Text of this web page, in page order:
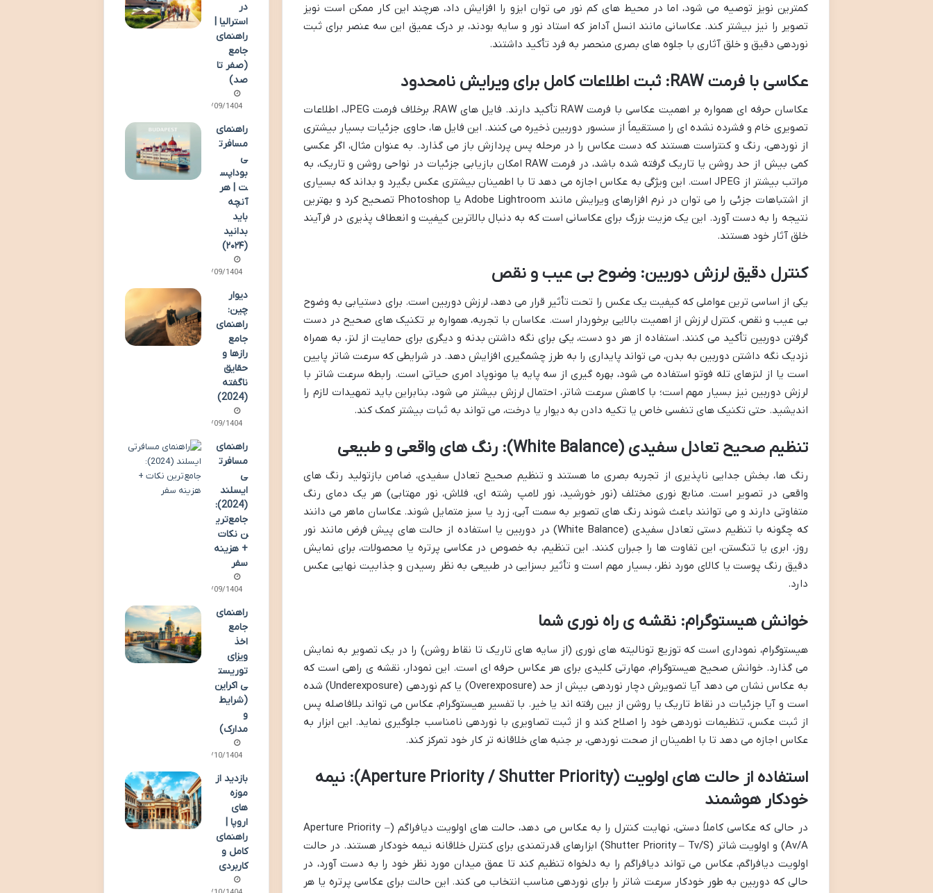
کمترین نویز توصیه می شود، اما در محیط های کم نور می توان ایزو را افزایش داد، هرچند این کار ممکن است نویز
تصویر را نیز بیشتر کند. عکاسانی مانند انسل آدامز که استاد نور و سایه بودند، بر درک عمیق این سه عنصر برای ثبت
نوردهی دقیق و خلق آثاری با جلوه های بصری منحصر به فرد تأکید داشتند.
عکاسی با فرمت RAW: ثبت اطلاعات کامل برای ویرایش نامحدود
عکاسان حرفه ای همواره بر اهمیت عکاسی با فرمت RAW تأکید دارند. فایل های RAW، برخلاف فرمت JPEG، اطلاعات
تصویری خام و فشرده نشده ای را مستقیماً از سنسور دوربین ذخیره می کنند. این فایل ها، حاوی جزئیات بسیار بیشتری
از نوردهی، رنگ و کنتراست هستند که دست عکاس را در مرحله پس پردازش باز می گذارد. به عنوان مثال، اگر عکسی
کمی بیش از حد روشن یا تاریک گرفته شده باشد، در فرمت RAW امکان بازیابی جزئیات در نواحی روشن و تاریک، به
مراتب بیشتر از JPEG است. این ویژگی به عکاس اجازه می دهد تا با اطمینان بیشتری عکس بگیرد و بداند که بسیاری
از اشتباهات جزئی را می توان در نرم افزارهای ویرایش مانند Adobe Lightroom یا Photoshop تصحیح کرد و بهترین
نتیجه را به دست آورد. این یک مزیت بزرگ برای عکاسانی است که به دنبال بالاترین کیفیت و انعطاف پذیری در فرآیند
خلق آثار خود هستند.
کنترل دقیق لرزش دوربین: وضوح بی عیب و نقص
یکی از اساسی ترین عواملی که کیفیت یک عکس را تحت تأثیر قرار می دهد، لرزش دوربین است. برای دستیابی به وضوح
بی عیب و نقص، کنترل لرزش از اهمیت بالایی برخوردار است. عکاسان با تجربه، همواره بر تکنیک های صحیح در دست
گرفتن دوربین تأکید می کنند. استفاده از هر دو دست، یکی برای نگه داشتن بدنه و دیگری برای حمایت از لنز، به همراه
نزدیک نگه داشتن دوربین به بدن، می تواند پایداری را به طرز چشمگیری افزایش دهد. در شرایطی که سرعت شاتر پایین
است یا از لنزهای تله فوتو استفاده می شود، بهره گیری از سه پایه یا مونوپاد امری حیاتی است. رابطه سرعت شاتر با
لرزش دوربین نیز بسیار مهم است؛ با کاهش سرعت شاتر، احتمال لرزش بیشتر می شود، بنابراین باید تمهیدات لازم را
اندیشید. حتی تکنیک های تنفسی خاص یا تکیه دادن به دیوار یا درخت، می تواند به ثبات بیشتر کمک کند.
تنظیم صحیح تعادل سفیدی (White Balance): رنگ های واقعی و طبیعی
رنگ ها، بخش جدایی ناپذیری از تجربه بصری ما هستند و تنظیم صحیح تعادل سفیدی، ضامن بازتولید رنگ های
واقعی در تصویر است. منابع نوری مختلف (نور خورشید، نور لامپ رشته ای، فلاش، نور مهتابی) هر یک دمای رنگ
متفاوتی دارند و می توانند باعث شوند رنگ های تصویر به سمت آبی، زرد یا سبز متمایل شوند. عکاسان ماهر می دانند
که چگونه با تنظیم دستی تعادل سفیدی (White Balance) در دوربین یا استفاده از حالت های پیش فرض مانند نور
روز، ابری یا تنگستن، این تفاوت ها را جبران کنند. این تنظیم، به خصوص در عکاسی پرتره یا محصولات، برای نمایش
دقیق رنگ پوست یا کالای مورد نظر، بسیار مهم است و تأثیر بسزایی در طبیعی به نظر رسیدن و جذابیت نهایی عکس
دارد.
خوانش هیستوگرام: نقشه ی راه نوری شما
هیستوگرام، نموداری است که توزیع تونالیته های نوری (از سایه های تاریک تا نقاط روشن) را در یک تصویر به نمایش
می گذارد. خوانش صحیح هیستوگرام، مهارتی کلیدی برای هر عکاس حرفه ای است. این نمودار، نقشه ی راهی است که
به عکاس نشان می دهد آیا تصویرش دچار نوردهی بیش از حد (Overexposure) یا کم نوردهی (Underexposure) شده
است و آیا جزئیات در نقاط تاریک یا روشن از بین رفته اند یا خیر. با تفسیر هیستوگرام، عکاس می تواند بلافاصله پس
از ثبت عکس، تنظیمات نوردهی خود را اصلاح کند و از ثبت تصاویری با نوردهی نامناسب جلوگیری نماید. این ابزار به
عکاس اجازه می دهد تا با اطمینان از صحت نوردهی، بر جنبه های خلاقانه تر کار خود تمرکز کند.
استفاده از حالت های اولویت (Aperture Priority / Shutter Priority): نیمه
خودکار هوشمند
در حالی که عکاسی کاملاً دستی، نهایت کنترل را به عکاس می دهد، حالت های اولویت دیافراگم (Aperture Priority –
Av/A) و اولویت شاتر (Shutter Priority – Tv/S) ابزارهای قدرتمندی برای کنترل خلاقانه نیمه خودکار هستند. در حالت
اولویت دیافراگم، عکاس می تواند دیافراگم را به دلخواه تنظیم کند تا عمق میدان مورد نظر خود را به دست آورد، در
حالی که دوربین به طور خودکار سرعت شاتر را برای نوردهی مناسب انتخاب می کند. این حالت برای عکاسی پرتره یا هر
در
استرالیا |
راهنمای
جامع
(صفر تا
صد)
28/09/1404
راهنمای
مسافرت
ی
بوداپس
ت | هر
آنچه
باید
بدانید
(۲۰۲۴)
14/09/1404
دیوار
چین:
راهنمای
جامع
رازها و
حقایق
ناگفته
(2024)
13/09/1404
راهنمای
مسافرت
ی
ایسلند
(2024):
جامع‌تری
ن نکات
+ هزینه
سفر
13/09/1404
راهنمای
جامع
اخذ
ویزای
توریست
ی اکراین
(شرایط
و
مدارک)
06/10/1404
بازدید از
موزه
های
اروپا |
راهنمای
کامل و
کاربردی